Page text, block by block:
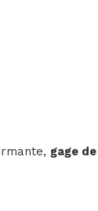
gage de